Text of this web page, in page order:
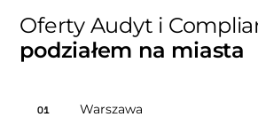
Oferty Audyt i
podziałem na miasta
01 Warszawa